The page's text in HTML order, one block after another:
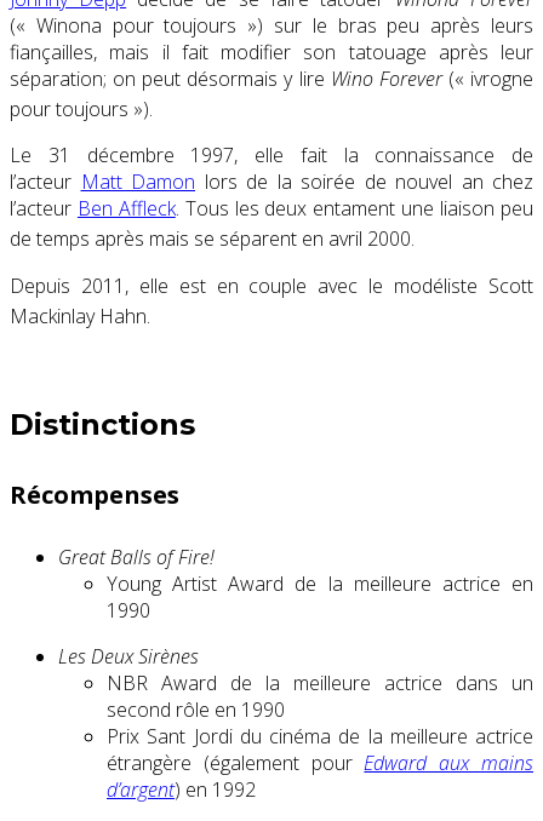
(« Winona pour toujours ») sur le bras peu après leurs
fiançailles, mais il fait modifier son tatouage après leur
séparation; on peut désormais y lire Wino Forever(« ivrogne
pour toujours »).
Le 31 décembre 1997, elle fait la connaissance de
l’acteur Matt Damon lors de la soirée de nouvel an chez
l’acteur Ben Affleck. Tous les deux entament une liaison peu
de temps après mais se séparent en avril 2000.
Depuis 2011, elle est en couple avec le modéliste Scott
Mackinlay Hahn.
Distinctions
Récompenses
Great Balls of Fire!
Young Artist Award de la meilleure actrice en
1990
Les Deux Sirènes
NBR Award de la meilleure actrice dans un
second rôle en 1990
Prix Sant Jordi du cinéma de la meilleure actrice
étrangère (également pourEdward aux mains
d’argent) en 1992